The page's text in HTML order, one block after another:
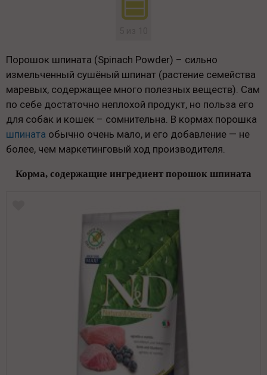
Порошок шпината (Spinach Powder) – сильно
измельченный сушёный шпинат (растение семейства
маревых, содержащее много полезных веществ). Сам
по себе достаточно неплохой продукт, но польза его
для собак и кошек – сомнительна. В кормах порошка
шпината обычно очень мало, и его добавление — не
более, чем маркетинговый ход производителя.
Корма, содержащие ингредиент порошок шпината